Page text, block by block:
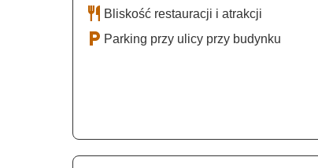
restaurant Bliskość restauracji i atrakcji
local_parking Parking przy ulicy przy budynku